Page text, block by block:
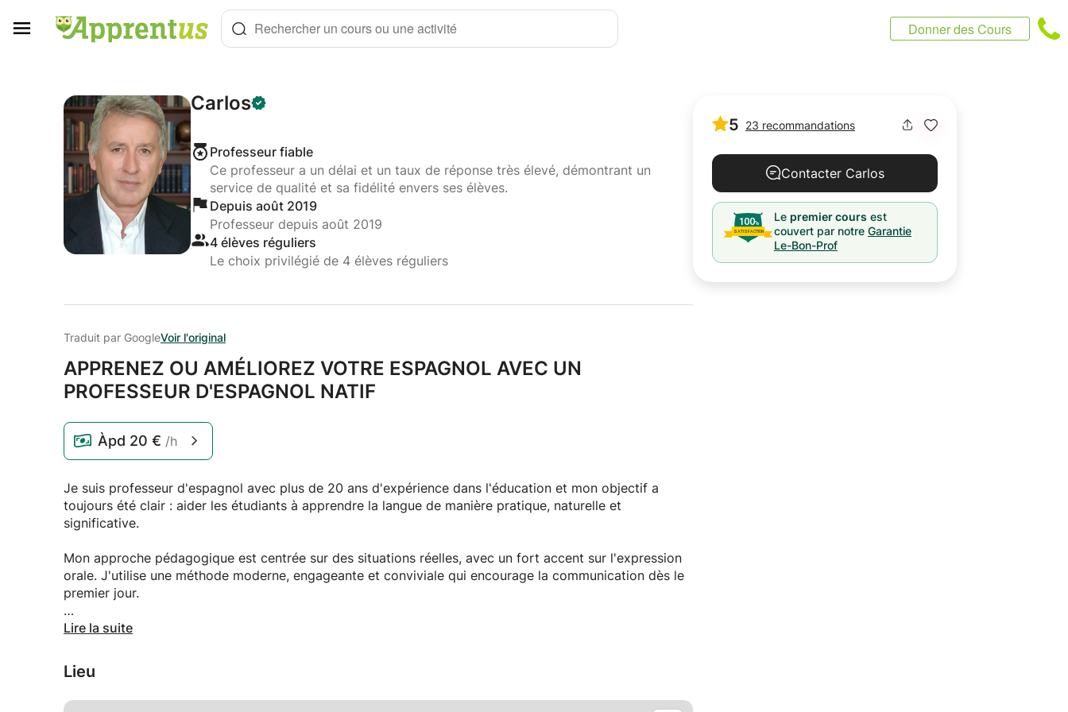
Rechercher un cours ou une activité Donner des Cours
Carlos
Professeur fiable
Ce professeur a un délai et un taux de réponse très élevé, démontrant un
service de qualité et sa fidélité envers ses élèves.
Depuis août 2019
Professeur depuis août 2019
4 élèves réguliers
Le choix privilégié de 4 élèves réguliers
Traduit par GoogleVoir l'original
APPRENEZ OU AMÉLIOREZ VOTRE ESPAGNOL AVEC UN
PROFESSEUR D'ESPAGNOL NATIF
Àpd 20 € /h
Je suis professeur d'espagnol avec plus de 20 ans d'expérience dans l'éducation et mon objectif a
toujours été clair : aider les étudiants à apprendre la langue de manière pratique, naturelle et
significative.
Mon approche pédagogique est centrée sur des situations réelles, avec un fort accent sur l'expression
orale. J'utilise une méthode moderne, engageante et conviviale qui encourage la communication dès le
premier jour.
Je crois sincèrement qu’apprendre une langue ne consiste pas seulement à mémoriser des règles, mais
Je suis passionné par le fait de guider chaque étudiant tout au long de son parcours et de lui fournir les
outils dont il a besoin pour se sentir en confiance en utilisant l'espagnol dans des contextes réels.
Lire la suite
Lieu
5 23 recommandations
Contacter Carlos
Le premier cours est
couvert par notre Garantie
Le-Bon-Prof